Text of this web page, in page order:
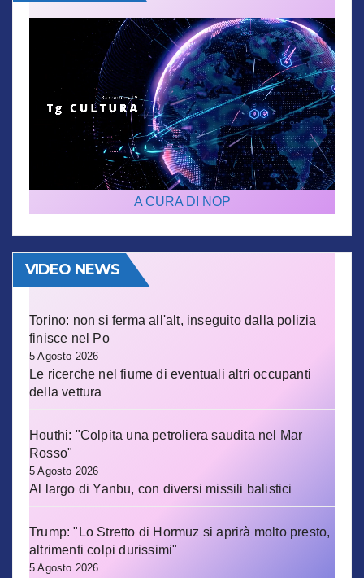
A CURA DI NOP
VIDEO NEWS
Torino: non si ferma all'alt, inseguito dalla polizia
finisce nel Po
5 Agosto 2026
Le ricerche nel fiume di eventuali altri occupanti
della vettura
Houthi: "Colpita una petroliera saudita nel Mar
Rosso"
5 Agosto 2026
Al largo di Yanbu, con diversi missili balistici
Trump: "Lo Stretto di Hormuz si aprirà molto presto,
altrimenti colpi durissimi"
5 Agosto 2026